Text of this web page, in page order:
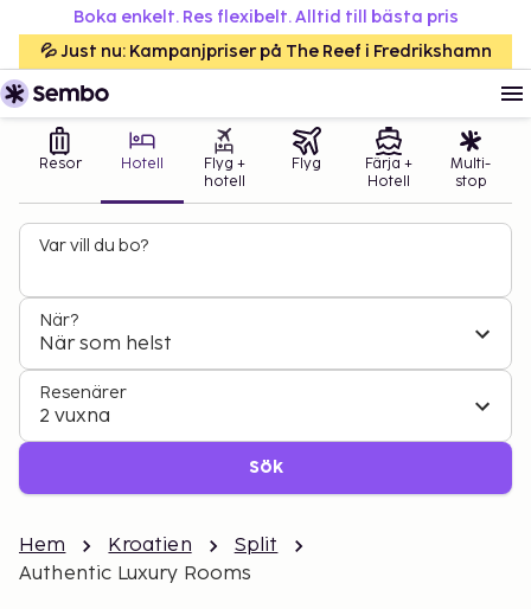
Boka enkelt. Res flexibelt. Alltid till bästa pris
💦 Just nu: Kampanjpriser på The Reef i Fredrikshamn
Resor Hotell
Flyg +
hotell
Flyg
Färja +
Hotell
Multi-
stop
Var vill du bo?
När?
När som helst
Resenärer
2 vuxna
Sök
Hem Kroatien
Split
Authentic Luxury Rooms